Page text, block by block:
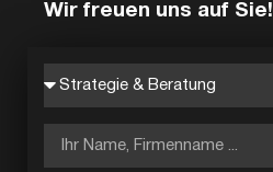
Wir freuen uns auf Sie!